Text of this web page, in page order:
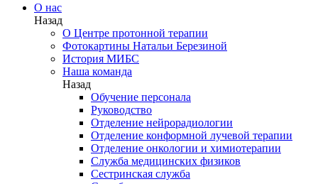
О нас
Назад
О Центре протонной терапии
Фотокартины Натальи Березиной
История МИБС
Наша команда
Назад
Обучение персонала
Руководство
Отделение нейрорадиологии
Отделение конформной лучевой терапии
Отделение онкологии и химиотерапии
Служба медицинских физиков
Сестринская служба